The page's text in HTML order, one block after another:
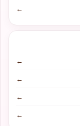
←
←
←
←
←